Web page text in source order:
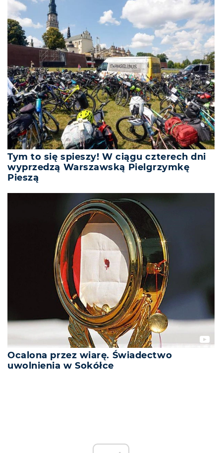
Tym to się spieszy! W ciągu czterech dni
wyprzedzą Warszawską Pielgrzymkę
Pieszą
Ocalona przez wiarę. Świadectwo
uwolnienia w Sokółce